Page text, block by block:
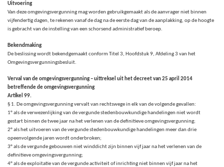
Uitvoering
Van deze omgevingsvergunning mag worden gebruikgemaakt als de aanvrager niet binnen
vijfendertigdagen, te rekenen vanaf de dag na de eerste dag van de aanplakking, op de hoogte
is gebracht van de instelling van een schorsend administratief beroep.
Bekendmaking
De beslissing wordt bekendgemaakt conform Titel 3, Hoofdstuk 9, Afdeling 3 van het
Omgevingsvergunningsbesluit.
Verval van de omgevingsvergunning – uittreksel uit het decreet van 25 april 2014
betreffende de omgevingsvergunning
Artikel 99.
§ 1. De omgevingsvergunning vervalt van rechtswege in elk van de volgende gevallen:
1° als de verwezenlijking van de vergunde stedenbouwkundige handelingen niet wordt
gestart binnen de twee jaar na het verlenen van de definitieve omgevingsvergunning;
2° als het uitvoeren van de vergunde stedenbouwkundige handelingen meer dan drie
opeenvolgende jaren wordt onderbroken;
3° als de vergunde gebouwen niet winddicht zijn binnen vijf jaar na het verlenen van de
definitieve omgevingsvergunning;
4° als de exploitatie van de vergunde activiteit of inrichting niet binnen vijf jaar na het